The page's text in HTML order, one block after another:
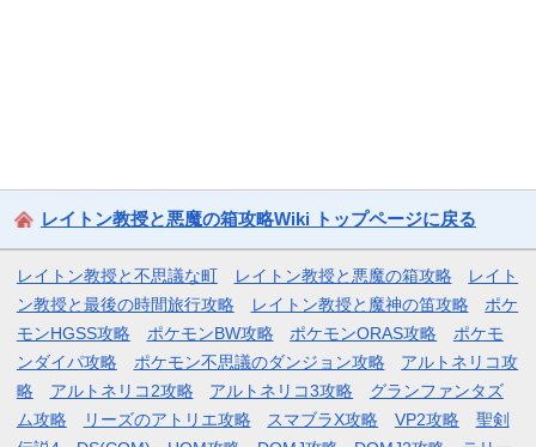
レイトン教授と悪魔の箱攻略Wiki トップページに戻る
レイトン教授と不思議な町 レイトン教授と悪魔の箱攻略
レイト
ン教授と最後の時間旅行攻略
レイトン教授と魔神の笛攻略
ポケ
モンHGSS攻略
ポケモンBW攻略 ポケモンORAS攻略
ポケモ
ンダイパ攻略
ポケモン不思議のダンジョン攻略
アルトネリコ攻
略
アルトネリコ2攻略 アルトネリコ3攻略
グランファンタズ
ム攻略
リーズのアトリエ攻略 スマブラX攻略 VP2攻略
聖剣